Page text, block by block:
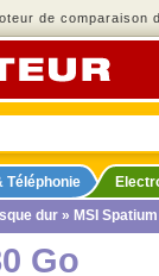
de comparaison
Téléphonie
dur » MSI
Go